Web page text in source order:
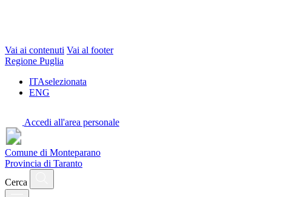
Vai ai contenuti Vai al footer
Regione Puglia
ITAselezionata
ENG
Accedi all'area personale
Comune di Monteparano
Provincia di Taranto
Cerca